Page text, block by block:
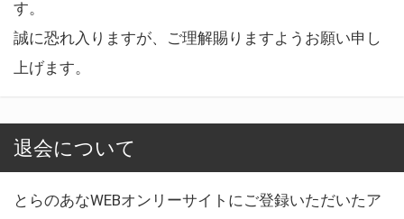
す。
誠に恐れ入りますが、ご理解賜りますようお願い申し
上げます。
退会について
とらのあなWEBオンリーサイトにご登録いただいたア